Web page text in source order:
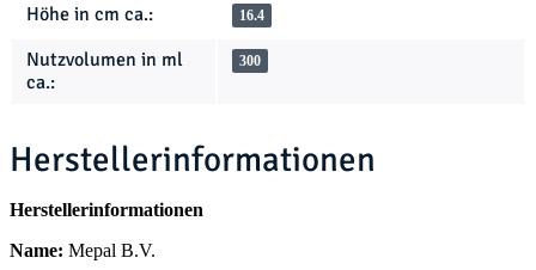
Höhe in cm ca.: 16.4
Nutzvolumen in ml
ca.:
300
Herstellerinformationen
Herstellerinformationen
Name: Mepal B.V.